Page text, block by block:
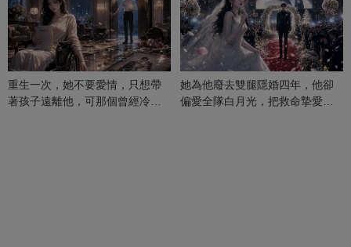
重生一次，她不要愛情，只想帶
著孩子遠離他，可那個曾經冷漠
她為他廢去雙腿隱婚四年，他卻
偏愛全隊白月光，把救命摯愛當